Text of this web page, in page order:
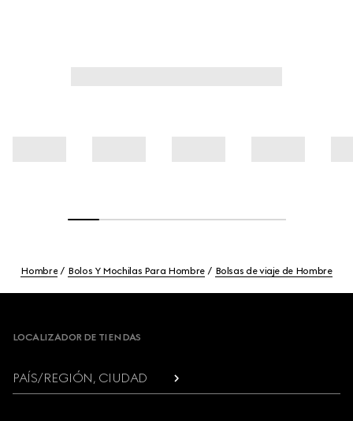
Hombre Bolos Y Mochilas Para Hombre Bolsas de viaje de Hombre
LOCALIZADOR DE TIENDAS
PAÍS/REGIÓN, CIUDAD